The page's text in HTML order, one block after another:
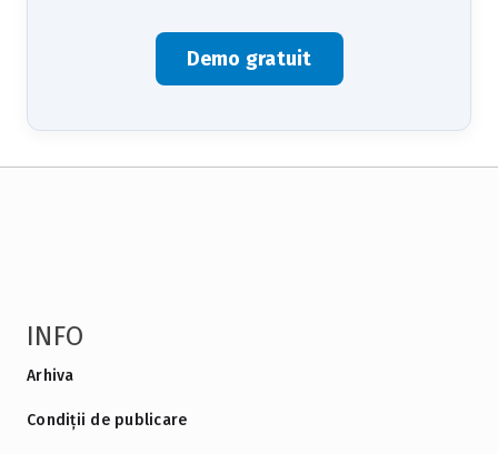
Demo gratuit
INFO
Arhiva
Condiții de publicare